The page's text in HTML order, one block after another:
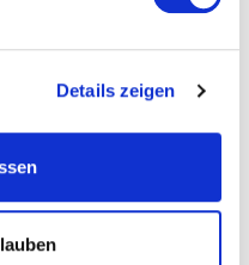
Details zeigen
Betracht ziehen:
und